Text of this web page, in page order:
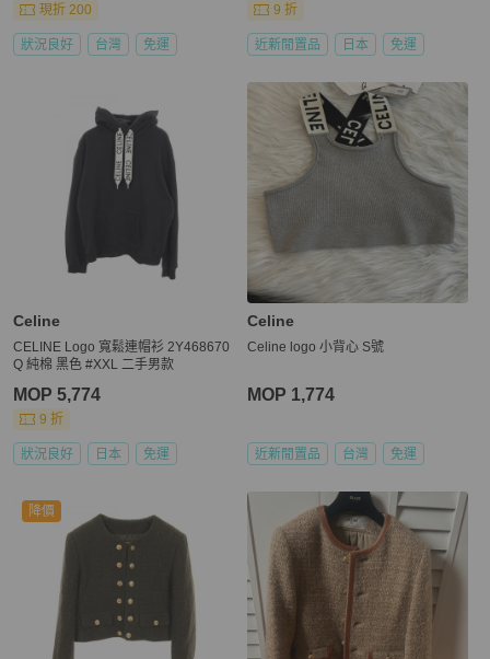
現折 200
狀況良好 台灣 免運
9 折
近新閒置品 日本 免運
Celine
CELINE Logo 寬鬆連帽衫 2Y468670
Q 純棉 黑色 #XXL 二手男款
MOP 5,774
9 折
狀況良好 日本 免運
Celine
Celine logo 小背心 S號
MOP 1,774
近新閒置品 台灣 免運
降價